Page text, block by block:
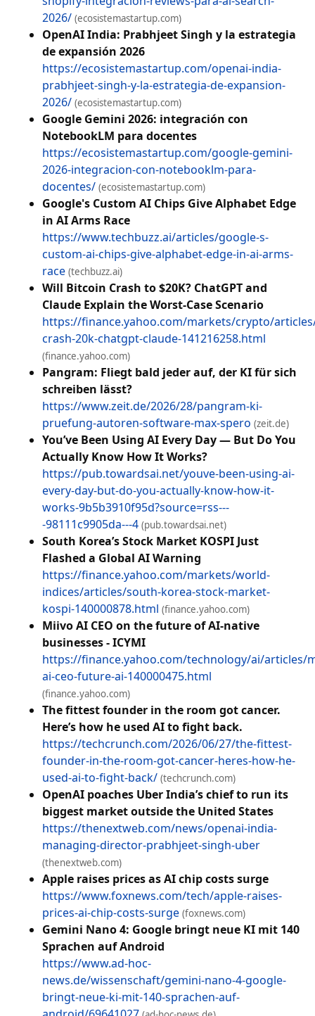
2026/ (ecosistemastartup.com)
OpenAI India: Prabhjeet Singh y la estrategia
de expansión 2026
https://ecosistemastartup.com/openai-india-
prabhjeet-singh-y-la-estrategia-de-expansion-
2026/ (ecosistemastartup.com)
Google Gemini 2026: integración con
NotebookLM para docentes
https://ecosistemastartup.com/google-gemini-
2026-integracion-con-notebooklm-para-
docentes/ (ecosistemastartup.com)
Google's Custom AI Chips Give Alphabet Edge
in AI Arms Race
https://www.techbuzz.ai/articles/google-s-
custom-ai-chips-give-alphabet-edge-in-ai-arms-
race (techbuzz.ai)
Will Bitcoin Crash to $20K? ChatGPT and
Claude Explain the Worst-Case Scenario
https://finance.yahoo.com/markets/crypto/
crash-20k-chatgpt-claude-141216258.html
(finance.yahoo.com)
Pangram: Fliegt bald jeder auf, der KI für sich
schreiben lässt?
https://www.zeit.de/2026/28/pangram-ki-
pruefung-autoren-software-max-spero (zeit.de)
You’ve Been Using AI Every Day — But Do You
Actually Know How It Works?
https://pub.towardsai.net/youve-been-using-ai-
every-day-but-do-you-actually-know-how-it-
works-9b5b3910f95d?source=rss---
-98111c9905da---4 (pub.towardsai.net)
South Korea’s Stock Market KOSPI Just
Flashed a Global AI Warning
https://finance.yahoo.com/markets/world-
indices/articles/south-korea-stock-market-
kospi-140000878.html (finance.yahoo.com)
Miivo AI CEO on the future of AI-native
businesses - ICYMI
https://finance.yahoo.com/technology/ai/articles/
ai-ceo-future-ai-140000475.html
(finance.yahoo.com)
The fittest founder in the room got cancer.
Here’s how he used AI to fight back.
https://techcrunch.com/2026/06/27/the-fittest-
founder-in-the-room-got-cancer-heres-how-he-
used-ai-to-fight-back/ (techcrunch.com)
OpenAI poaches Uber India’s chief to run its
biggest market outside the United States
https://thenextweb.com/news/openai-india-
managing-director-prabhjeet-singh-uber
(thenextweb.com)
Apple raises prices as AI chip costs surge
https://www.foxnews.com/tech/apple-raises-
prices-ai-chip-costs-surge (foxnews.com)
Gemini Nano 4: Google bringt neue KI mit 140
Sprachen auf Android
https://www.ad-hoc-
news.de/wissenschaft/gemini-nano-4-google-
bringt-neue-ki-mit-140-sprachen-auf-